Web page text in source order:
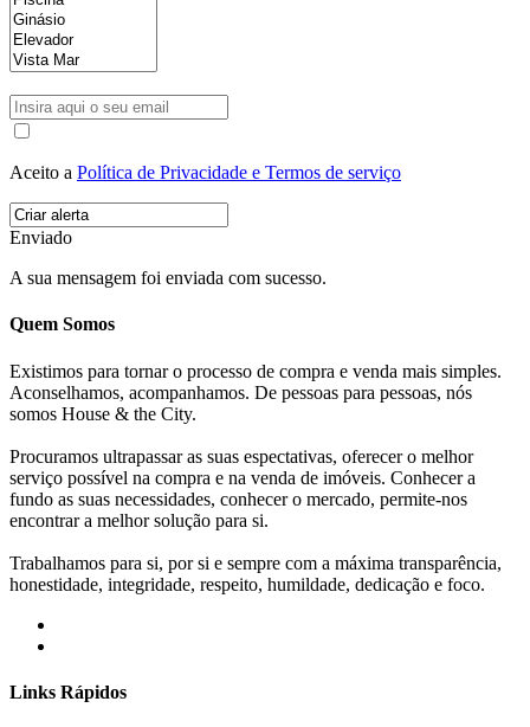
Aceito a Política de Privacidade e Termos de serviço
Enviado
A sua mensagem foi enviada com sucesso.
Quem Somos
Existimos para tornar o processo de compra e venda mais simples.
Aconselhamos, acompanhamos. De pessoas para pessoas, nós
somos House & the City.
Procuramos ultrapassar as suas espectativas, oferecer o melhor
serviço possível na compra e na venda de imóveis. Conhecer a
fundo as suas necessidades, conhecer o mercado, permite-nos
encontrar a melhor solução para si.
Trabalhamos para si, por si e sempre com a máxima transparência,
honestidade, integridade, respeito, humildade, dedicação e foco.
Links Rápidos